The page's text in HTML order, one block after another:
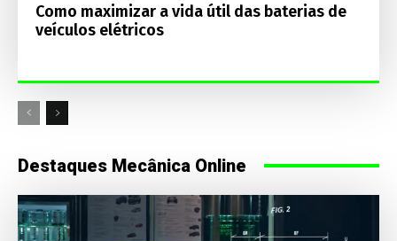
Como maximizar a vida útil das baterias de
veículos elétricos
Destaques Mecânica Online